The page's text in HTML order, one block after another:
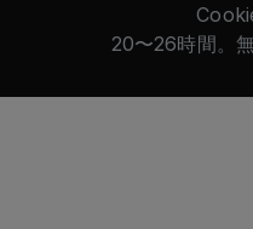
20〜26時間。